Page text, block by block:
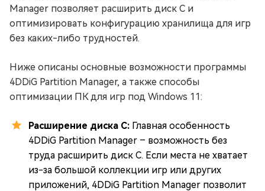
Manager позволяет расширить диск C и
оптимизировать конфигурацию хранилища для игр
без каких-либо трудностей.
Ниже описаны основные возможности программы
4DDiG Partition Manager, а также способы
оптимизации ПК для игр под Windows 11:
Расширение диска C: Главная особенность
4DDiG Partition Manager – возможность без
труда расширить диск C. Если места не хватает
из-за большой коллекции игр или других
приложений, 4DDiG Partition Manager позволит